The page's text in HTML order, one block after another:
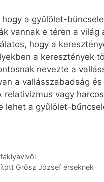
a gyűlölet-
vannak e téren a
hogy a
a keresztények
nevezte a
a vallásszabadság
relativizmus vagy
lehet a gyűlölet-
Grősz József érseknek